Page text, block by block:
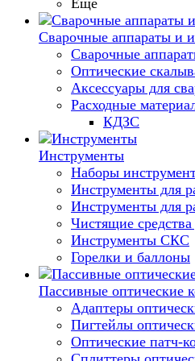
Еще
Сварочные аппараты и
Сварочные
Оптические
Аксессуары для
Расходные
КДЗС
Инструменты
Наборы
Инструменты для
Инструменты для
Чистящие
Инструменты СКС
Горелки и баллоны
Пассивные оптические
Адаптеры
Пигтейлы
Оптические патч-